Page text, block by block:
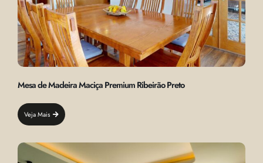
Mesa de Madeira Maciça Premium Ribeirão Preto
Veja Mais